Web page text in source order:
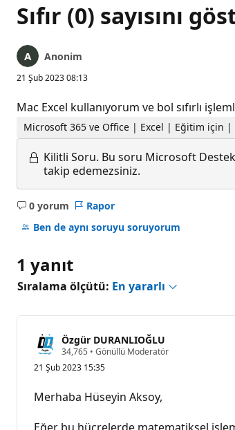
Sıfır (0) sayısını
Anonim
21 Şub 2023 08:13
Mac Excel kullanıyorum ve bol sıfırlı
Microsoft 365 ve Office | Excel | Eğitim için |
Kilitli Soru. Bu soru Microsoft Destek
takip edemezsiniz.
0 yorum
Açıklama
yok
Rapor
Ben de aynı soruyu soruyorum
1 yanıt
Sıralama ölçütü: En yararlı
Özgür DURANLIOĞLU
34,765 S
y
ı
n
ı
• Gönüllü Moderatör
21 Şub 2023 15:35
Merhaba Hüseyin Aksoy,
Eğer bu hücrelerde matematiksel